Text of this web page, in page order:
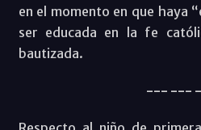
en el momento en que haya
ser educada en la fe
bautizada.
--- ---